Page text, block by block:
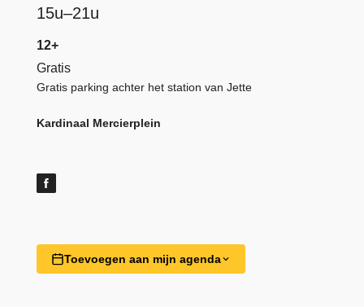
15u–21u
12+
Gratis
Gratis parking achter het station van Jette
Kardinaal Mercierplein
Toevoegen aan mijn agenda